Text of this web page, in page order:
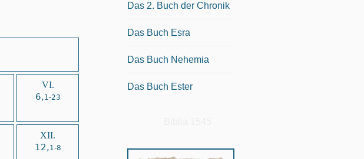
VI.
6,1-23
XII.
12,1-8
Das 2. Buch der Chronik
Das Buch Esra
Das Buch Nehemia
Das Buch Ester